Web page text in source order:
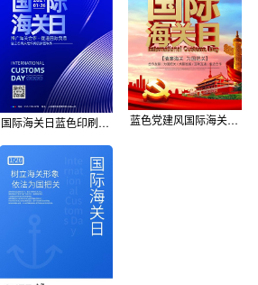
国际海关日蓝色印刷海报 蓝色党建风国际海关日海报